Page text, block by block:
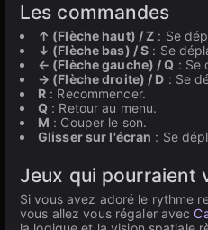
Les commandes
↑ (Flèche haut) / Z : Se
↓ (Flèche bas) / S : Se
← (Flèche gauche) / Q : Se
→ (Flèche droite) / D : Se
R : Recommencer.
Q : Retour au menu.
M : Couper le son.
Glisser sur l'écran : Se
Jeux qui pourraient
Si vous avez adoré le rythme
vous allez vous régaler avec